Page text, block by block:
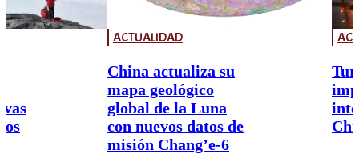
ACTUALIDAD
China actualiza su
mapa geológico
global de la Luna
con nuevos datos de
misión Chang’e-6